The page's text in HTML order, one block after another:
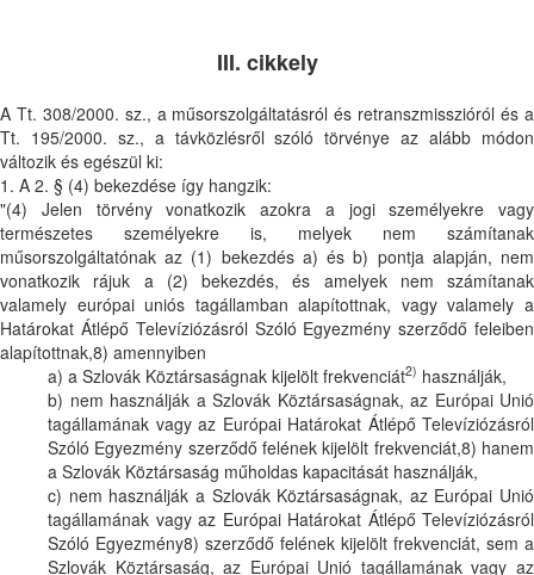
III. cikkely
A Tt. 308/2000. sz., a műsorszolgáltatásról és retranszmisszióról és a
Tt. 195/2000. sz., a távközlésről szóló törvénye az alább módon
változik és egészül ki:
1. A 2. § (4) bekezdése így hangzik:
"(4) Jelen törvény vonatkozik azokra a jogi személyekre vagy
természetes személyekre is, melyek nem számítanak
műsorszolgáltatónak az (1) bekezdés a) és b) pontja alapján, nem
vonatkozik rájuk a (2) bekezdés, és amelyek nem számítanak
valamely európai uniós tagállamban alapítottnak, vagy valamely a
Határokat Átlépő Televíziózásról Szóló Egyezmény szerződő feleiben
alapítottnak,8) amennyiben
a) a Szlovák Köztársaságnak kijelölt frekvenciát2) használják,
b) nem használják a Szlovák Köztársaságnak, az Európai Unió
tagállamának vagy az Európai Határokat Átlépő Televíziózásról
Szóló Egyezmény szerződő felének kijelölt frekvenciát,8) hanem
a Szlovák Köztársaság műholdas kapacitását használják,
c) nem használják a Szlovák Köztársaságnak, az Európai Unió
tagállamának vagy az Európai Határokat Átlépő Televíziózásról
Szóló Egyezmény8) szerződő felének kijelölt frekvenciát, sem a
Szlovák Köztársaság, az Európai Unió tagállamának vagy az